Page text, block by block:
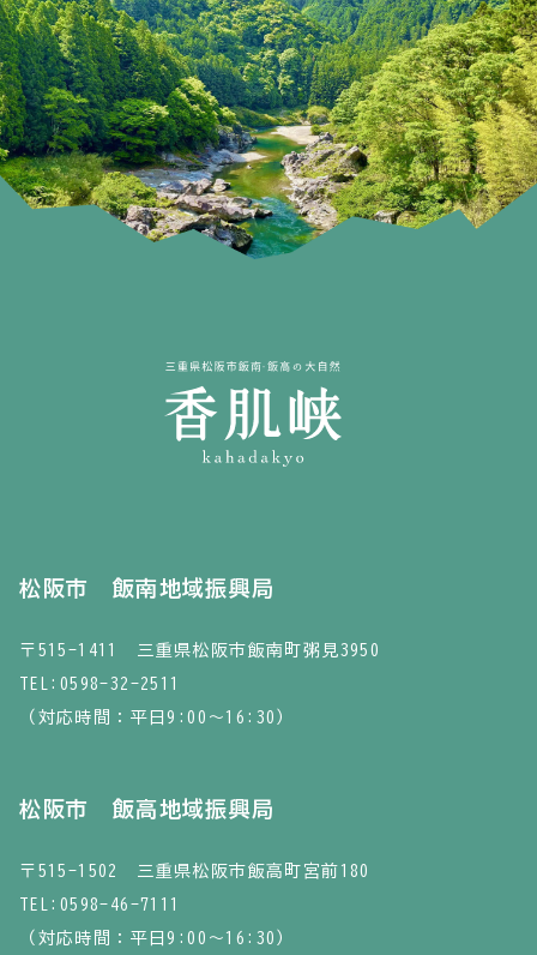
松阪市 飯南地域振興局
〒515-1411 三重県松阪市飯南町粥見3950
TEL: 0598-32-2511
（対応時間：平日9:00～16:30）
松阪市 飯高地域振興局
〒515-1502 三重県松阪市飯高町宮前180
TEL: 0598-46-7111
（対応時間：平日9:00～16:30）